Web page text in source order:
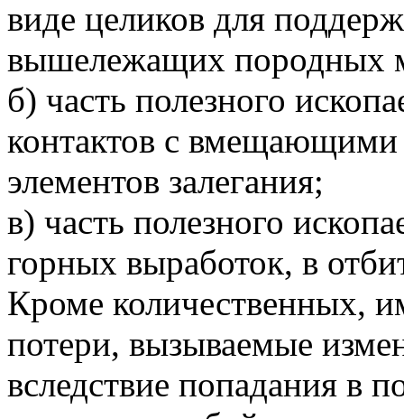
виде целиков для
вышележащих породных
б) часть полезного
контактов с вмещающими
элементов залегания;
в) часть полезного
горных выработок, в
Кроме количественных,
потери, вызываемые
вследствие попадания в